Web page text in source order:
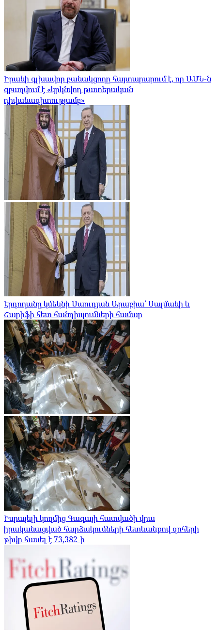
Իրանի գլխավոր բանակցողը հայտարարում է, որ ԱՄՆ-ն
զբաղվում է «կրկնվող թատերական
դիվանագիտությամբ»
Էրդողանը կմեկնի Սաուդյան Արաբիա՝ Սալմանի և
Շարիֆի հետ հանդիպումների համար
Իսրայելի կողմից Գազայի հատվածի վրա
իրականացված հարձակումների հետևանքով զոհերի
թիվը հասել է 73,382-ի